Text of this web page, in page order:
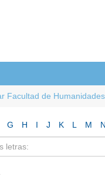
Facultad de
G H I J K L M N